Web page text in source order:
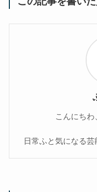
こんにち
日常ふと気になる